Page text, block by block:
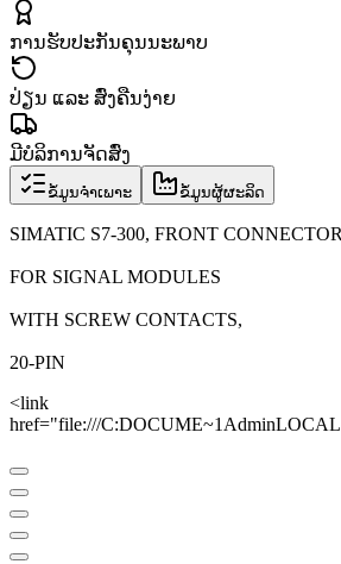
ການຮັບປະກັນຄຸນນະພາບ
ປ່ຽນ ແລະ ສົ່ງຄືນງ່າຍ
ມີບໍລິການຈັດສົ່ງ
ຂໍ້ມູນຈຳເພາະ ຂໍ້ມູນຜູ້ຜະລິດ
SIMATIC S7-300, FRONT CONNECTOR
FOR SIGNAL MODULES
WITH SCREW CONTACTS,
20-PIN
<link
href="file:///